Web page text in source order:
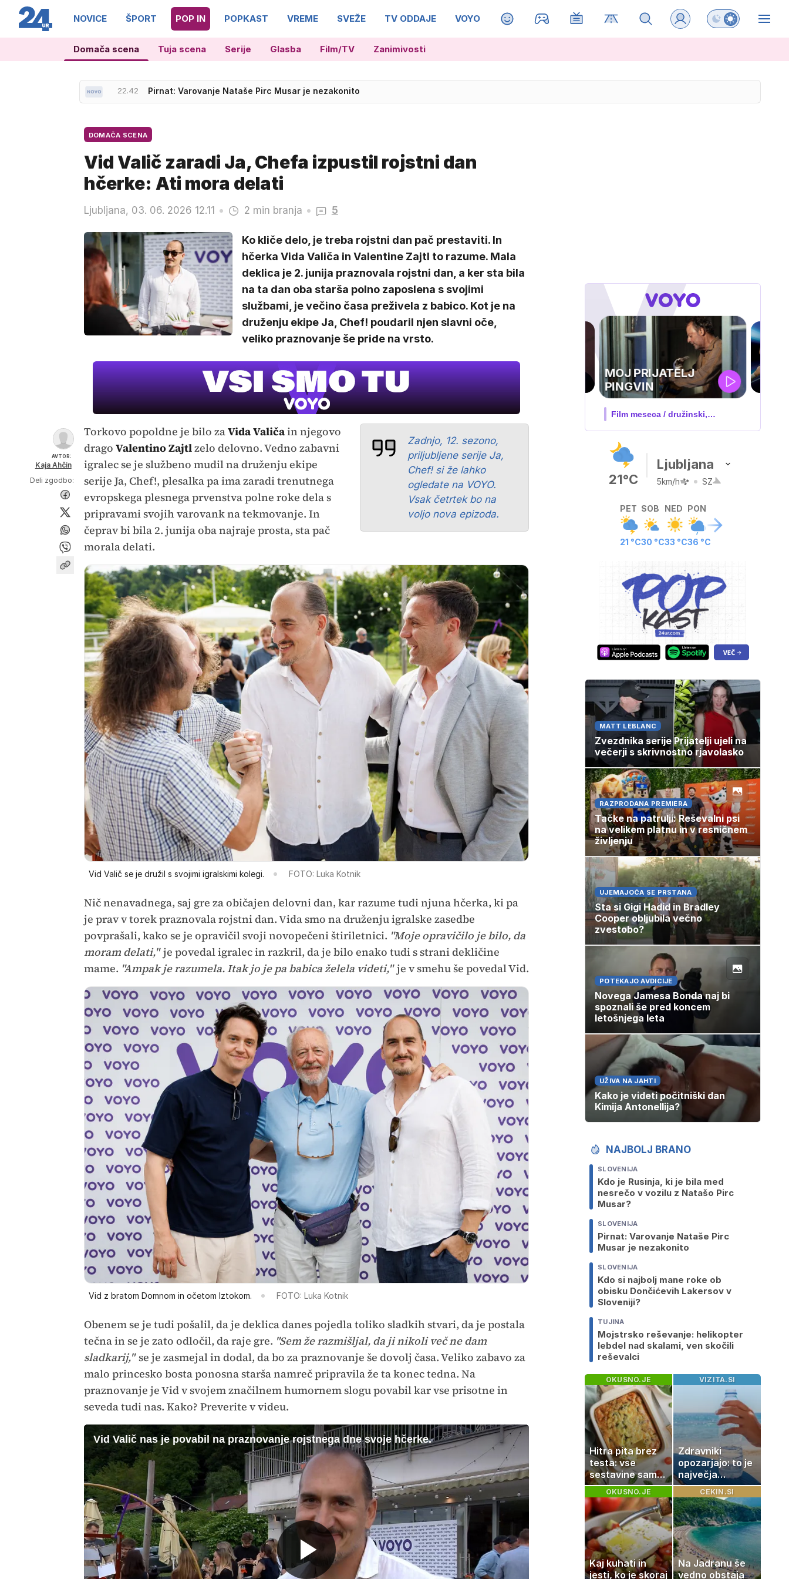
NOVICE ŠPORT POP IN POPKAST VREME SVEŽE TV ODDAJE VOYO MAGAZIN Preklopi barvni
Domača scena Tuja scena Serije Glasba Film/TV Zanimivosti
DOMAČA SCENA
Vid Valič zaradi Ja, Chefa izpustil rojstni dan
hčerke: Ati mora delati
Ljubljana, 03. 06. 2026 12.11 2 min branja 5
Ko kliče delo, je treba rojstni dan pač prestaviti. In
hčerka Vida Valiča in Valentine Zajtl to razume. Mala
deklica je 2. junija praznovala rojstni dan, a ker sta bila
na ta dan oba starša polno zaposlena s svojimi
službami, je večino časa preživela z babico. Kot je na
druženju ekipe Ja, Chef! poudaril njen slavni oče,
veliko praznovanje še pride na vrsto.
AVTOR:
Kaja Ahčin
Deli zgodbo:
Zadnjo, 12. sezono,
priljubljene serije Ja,
Chef! si že lahko
ogledate na VOYO.
Vsak četrtek bo na
voljo nova epizoda.
Torkovo popoldne je bilo zaVida Valičain njegovo
drago Valentino Zajtlzelo delovno. Vedno zabavni
igralec se je službeno mudil na druženju ekipe
serije Ja, Chef!, plesalka pa ima zaradi trenutnega
evropskega plesnega prvenstva polne roke dela s
pripravami svojih varovank na tekmovanje. In
čeprav bi bila 2. junija oba najraje prosta, sta pač
morala delati.
Vid Valič se je družil s svojimi igralskimi kolegi. FOTO: Luka Kotnik
Nič nenavadnega, saj gre za običajen delovni dan, kar razume tudi njuna hčerka, ki pa
je prav v torek praznovala rojstni dan. Vida smo na druženju igralske zasedbe
povprašali, kako se je opravičil svoji novopečeni štiriletnici. "Moje opravičilo je bilo, da
moram delati,"je povedal igralec in razkril, da je bilo enako tudi s strani dekličine
mame. "Ampak je razumela. Itak jo je pa babica želela videti,"je v smehu še povedal Vid.
Vid z bratom Domnom in očetom Iztokom. FOTO: Luka Kotnik
Obenem se je tudi pošalil, da je deklica danes pojedla toliko sladkih stvari, da je postala
tečna in se je zato odločil, da raje gre. "Sem že razmišljal, da ji nikoli več ne dam
sladkarij,"se je zasmejal in dodal, da bo za praznovanje še dovolj časa. Veliko zabavo za
malo princesko bosta ponosna starša namreč pripravila že ta konec tedna. Na
praznovanje je Vid v svojem značilnem humornem slogu povabil kar vse prisotne in
seveda tudi nas. Kako? Preverite v videu.
Vid Valič nas je povabil na praznovanje rojstnega dne svoje hčerke.
UEFA
SUPERPOKAL
V živo na VOYO: sreda ob 20.30
21°C
Ljubljana
5km/h SZ
PET
21 °C
SOB
30 °C
NED
33 °C
PON
36 °C
MATT LEBLANC
Zvezdnika serije Prijatelji ujeli na
večerji s skrivnostno rjavolasko
RAZPRODANA PREMIERA
Tačke na patrulji: Reševalni psi
na velikem platnu in v resničnem
življenju
UJEMAJOČA SE PRSTANA
Sta si Gigi Hadid in Bradley
Cooper obljubila večno
zvestobo?
POTEKAJO AVDICIJE
Novega Jamesa Bonda naj bi
spoznali še pred koncem
letošnjega leta
UŽIVA NA JAHTI
Kako je videti počitniški dan
Kimija Antonellija?
NAJBOLJ BRANO
SLOVENIJA
Kdo je Rusinja, ki je bila med
nesrečo v vozilu z Natašo Pirc
Musar?
SLOVENIJA
Pirnat: Varovanje Nataše Pirc
Musar je nezakonito
SLOVENIJA
Kdo si najbolj mane roke ob
obisku Dončićevih Lakersov v
Sloveniji?
TUJINA
Mojstrsko reševanje: helikopter
lebdel nad skalami, ven skočili
reševalci
OKUSNO.JE
Hitra pita brez
testa: vse
sestavine samo
zmešate in
pečica opravi
ostalo
VIZITA.SI
Zdravniki
opozarjajo: to je
največja
napaka, ki jo
ljudje delajo med
vročino
OKUSNO.JE
Kaj kuhati in
jesti, ko je skoraj
CEKIN.SI
Na Jadranu še
vedno obstaja